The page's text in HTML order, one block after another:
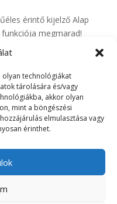
technológiákat
tárolására és/vagy
akkor olyan
mint a böngészési
elmulasztása vagy
érinthet.
érintő kijelző Alap
megmarad!
kormánytávvezérlés,
nyelvű navigációk -Wifi -
irányelvek